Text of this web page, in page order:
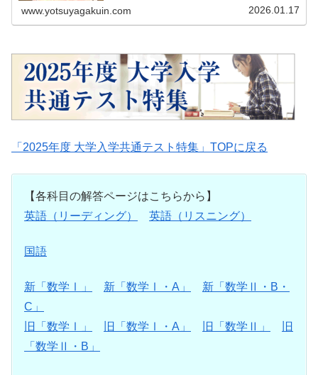
www.yotsuyagakuin.com 2026.01.17
「2025年度 大学入学共通テスト特集」TOPに戻る
【各科目の解答ページはこちらから】
英語（リーディング）
英語（リスニング）
国語
新「数学Ⅰ」 新「数学Ⅰ・A」
新「数学Ⅱ・B・
C」
旧「数学Ⅰ」
旧「数学Ⅰ・A」 旧「数学Ⅱ」
旧
「数学Ⅱ・B」